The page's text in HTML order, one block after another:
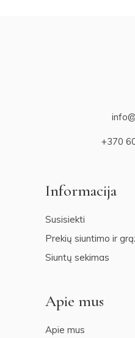
+370
Informacija
Susisiekti
Prekių siuntimo ir
Siuntų sekimas
Apie mus
Apie mus